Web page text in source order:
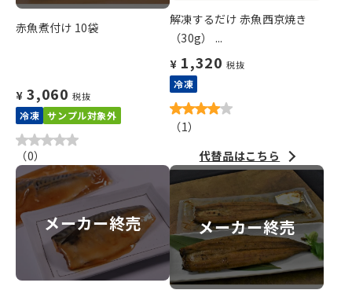
赤魚煮付け 10袋
¥ 3,060 税抜
冷凍 サンプル対象外
（0）
解凍するだけ 赤魚西京焼き
（30g） ...
¥ 1,320 税抜
冷凍
（1）
代替品はこちら
メーカー終売 メーカー終売